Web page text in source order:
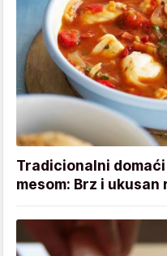
Tradicionalni
mesom: Brz i